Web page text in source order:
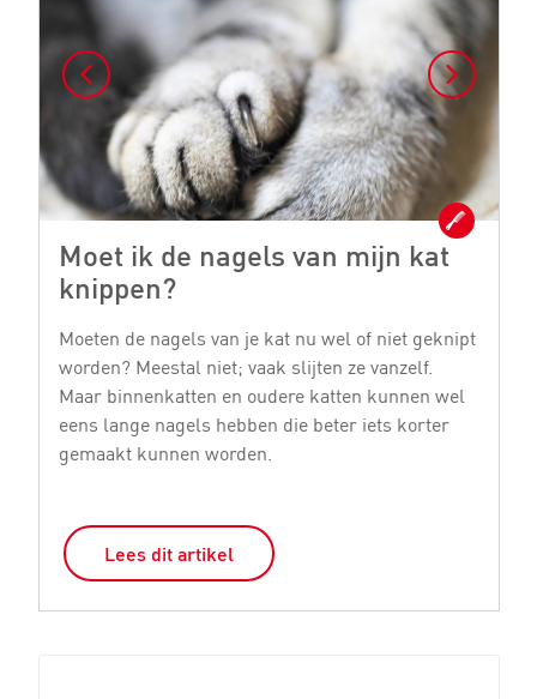
Moet ik de nagels van mijn kat
knippen?
Moeten de nagels van je kat nu wel of niet geknipt
worden? Meestal niet; vaak slijten ze vanzelf.
Maar binnenkatten en oudere katten kunnen wel
eens lange nagels hebben die beter iets korter
gemaakt kunnen worden.
Lees dit artikel